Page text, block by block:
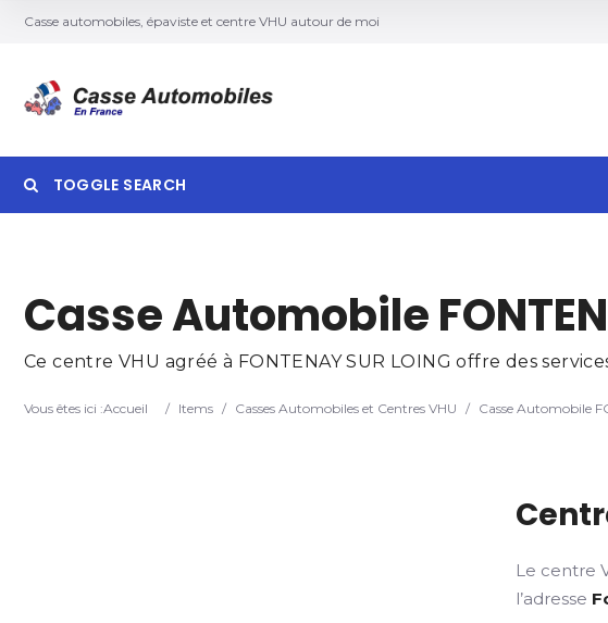
Casse automobiles, épaviste et centre VHU autour de moi
TOGGLE SEARCH
Search
Casse Automobile
Ce centre VHU agréé à FONTENAY SUR LOING offre des
Vous êtes ici :Accueil / Items / Casses Automobiles et Centres VHU / Casse Automobile
Le centre
l’adresse